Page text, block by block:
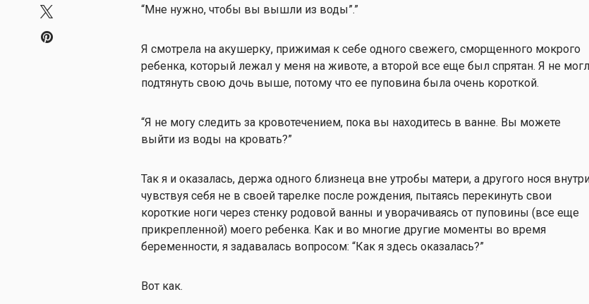
“Мне нужно, чтобы вы вышли из воды”.”
Я смотрела на акушерку, прижимая к себе одного свежего, сморщенного мокрого
ребенка, который лежал у меня на животе, а второй все еще был спрятан. Я не
подтянуть свою дочь выше, потому что ее пуповина была очень короткой.
“Я не могу следить за кровотечением, пока вы находитесь в ванне. Вы можете
выйти из воды на кровать?”
Так я и оказалась, держа одного близнеца вне утробы матери, а другого нося
чувствуя себя не в своей тарелке после рождения, пытаясь перекинуть свои
короткие ноги через стенку родовой ванны и уворачиваясь от пуповины (все еще
прикрепленной) моего ребенка. Как и во многие другие моменты во время
беременности, я задавалась вопросом: “Как я здесь оказалась?”
Вот как.